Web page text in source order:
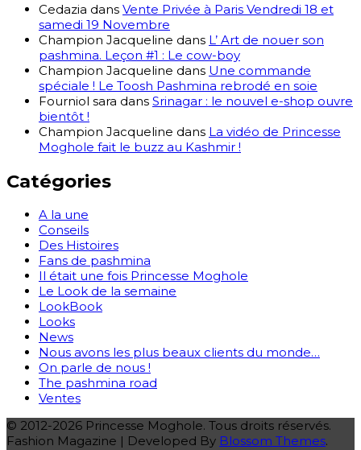
Cedazia dans Vente Privée à Paris Vendredi 18 et
samedi 19 Novembre
Champion Jacqueline dans L’ Art de nouer son
pashmina. Leçon #1 : Le cow-boy
Champion Jacqueline dans Une commande
spéciale ! Le Toosh Pashmina rebrodé en soie
Fourniol sara dans Srinagar : le nouvel e-shop ouvre
bientôt !
Champion Jacqueline dans La vidéo de Princesse
Moghole fait le buzz au Kashmir !
Catégories
A la une
Conseils
Des Histoires
Fans de pashmina
Il était une fois Princesse Moghole
Le Look de la semaine
LookBook
Looks
News
Nous avons les plus beaux clients du monde…
On parle de nous !
The pashmina road
Ventes
© 2012-2026 Princesse Moghole. Tous droits réservés.
Fashion Magazine | Developed By Blossom Themes.